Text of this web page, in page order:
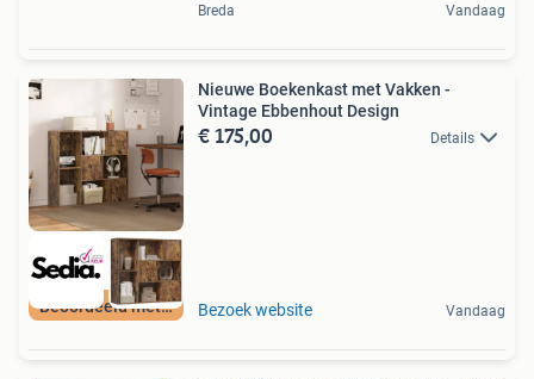
Breda Vandaag
Beoordeeld met 9+
Nieuwe Boekenkast met Vakken -
Vintage Ebbenhout Design
€ 175,00 Details
Bezoek website Vandaag